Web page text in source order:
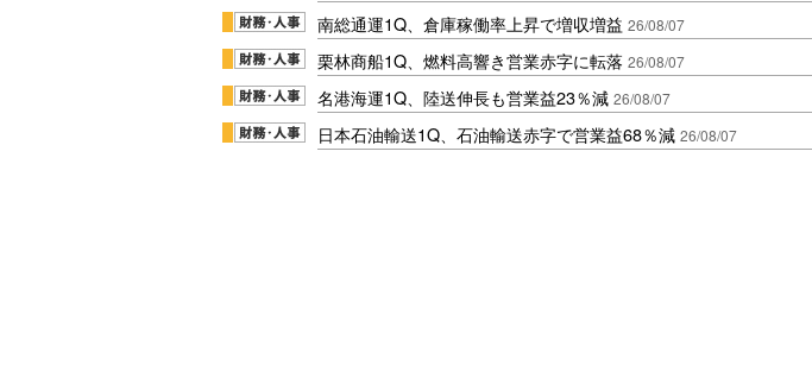
南総通運1Q、倉庫稼働率上昇で増収増益 26/08/07
栗林商船1Q、燃料高響き営業赤字に転落 26/08/07
名港海運1Q、陸送伸長も営業益23％減 26/08/07
日本石油輸送1Q、石油輸送赤字で営業益68％減 26/08/07